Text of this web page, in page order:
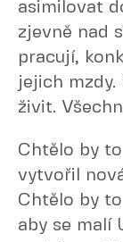
asimilovat
zjevně nad
pracují,
jejich mzdy.
živit.
Chtělo by
vytvořil
Chtělo by
aby se malí